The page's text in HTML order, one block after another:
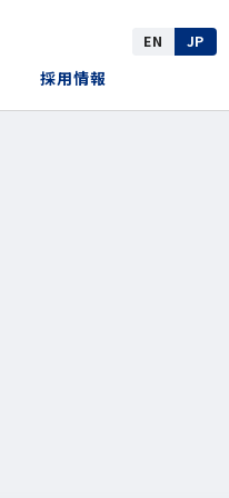
EN JP
採用情報